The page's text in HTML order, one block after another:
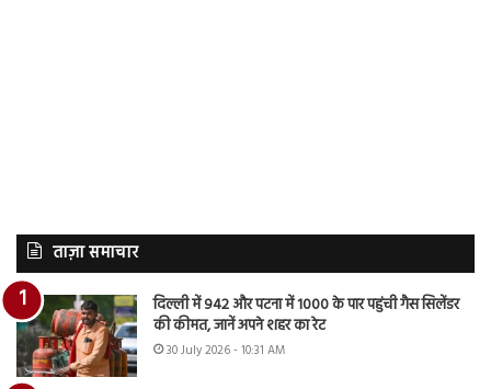
ताज़ा समाचार
दिल्ली में 942 और पटना में 1000 के पार पहुंची गैस सिलेंडर
की कीमत, जानें अपने शहर का रेट
30 July 2026 - 10:31 AM